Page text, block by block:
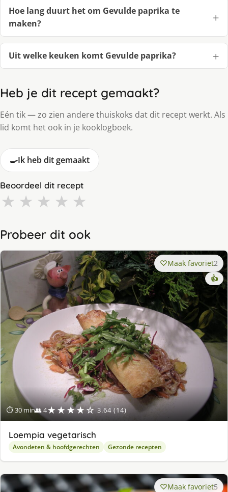
Hoe lang duurt het om Gevulde paprika te
maken?
Uit welke keuken komt Gevulde paprika?
Heb je dit recept gemaakt?
Eén tik — zo zien andere thuiskoks dat dit recept werkt. Als
lid komt het ook in je kooklogboek.
🍳Ik heb dit gemaakt
Beoordeel dit recept
★ ★ ★ ★ ★
Probeer dit ook
⏱ 30 min👥 4★★★★☆ 3.64 (14)
Maak favoriet2
👍
Loempia vegetarisch
Avondeten & hoofdgerechten Gezonde recepten
Maak favoriet5